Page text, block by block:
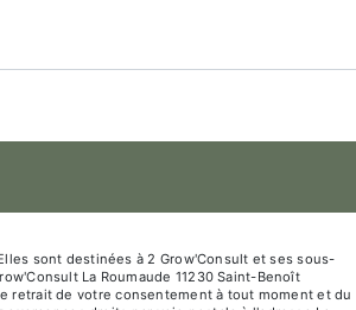
sont destinées à 2 Grow'Consult et ses sous-
La Roumaude 11230 Saint-Benoît
retrait de votre consentement à tout moment et du